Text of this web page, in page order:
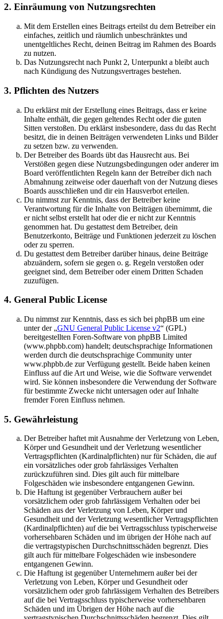
2. Einräumung von Nutzungsrechten
Mit dem Erstellen eines Beitrags erteilst du dem Betreiber ein
einfaches, zeitlich und räumlich unbeschränktes und
unentgeltliches Recht, deinen Beitrag im Rahmen des Boards
zu nutzen.
Das Nutzungsrecht nach Punkt 2, Unterpunkt a bleibt auch
nach Kündigung des Nutzungsvertrages bestehen.
3. Pflichten des Nutzers
Du erklärst mit der Erstellung eines Beitrags, dass er keine
Inhalte enthält, die gegen geltendes Recht oder die guten
Sitten verstoßen. Du erklärst insbesondere, dass du das Recht
besitzt, die in deinen Beiträgen verwendeten Links und Bilder
zu setzen bzw. zu verwenden.
Der Betreiber des Boards übt das Hausrecht aus. Bei
Verstößen gegen diese Nutzungsbedingungen oder anderer im
Board veröffentlichten Regeln kann der Betreiber dich nach
Abmahnung zeitweise oder dauerhaft von der Nutzung dieses
Boards ausschließen und dir ein Hausverbot erteilen.
Du nimmst zur Kenntnis, dass der Betreiber keine
Verantwortung für die Inhalte von Beiträgen übernimmt, die
er nicht selbst erstellt hat oder die er nicht zur Kenntnis
genommen hat. Du gestattest dem Betreiber, dein
Benutzerkonto, Beiträge und Funktionen jederzeit zu löschen
oder zu sperren.
Du gestattest dem Betreiber darüber hinaus, deine Beiträge
abzuändern, sofern sie gegen o. g. Regeln verstoßen oder
geeignet sind, dem Betreiber oder einem Dritten Schaden
zuzufügen.
4. General Public License
Du nimmst zur Kenntnis, dass es sich bei phpBB um eine
unter der „GNU General Public License v2“ (GPL)
bereitgestellten Foren-Software von phpBB Limited
(www.phpbb.com) handelt; deutschsprachige Informationen
werden durch die deutschsprachige Community unter
www.phpbb.de zur Verfügung gestellt. Beide haben keinen
Einfluss auf die Art und Weise, wie die Software verwendet
wird. Sie können insbesondere die Verwendung der Software
für bestimmte Zwecke nicht untersagen oder auf Inhalte
fremder Foren Einfluss nehmen.
5. Gewährleistung
Der Betreiber haftet mit Ausnahme der Verletzung von Leben,
Körper und Gesundheit und der Verletzung wesentlicher
Vertragspflichten (Kardinalpflichten) nur für Schäden, die auf
ein vorsätzliches oder grob fahrlässiges Verhalten
zurückzuführen sind. Dies gilt auch für mittelbare
Folgeschäden wie insbesondere entgangenen Gewinn.
Die Haftung ist gegenüber Verbrauchern außer bei
vorsätzlichem oder grob fahrlässigem Verhalten oder bei
Schäden aus der Verletzung von Leben, Körper und
Gesundheit und der Verletzung wesentlicher Vertragspflichten
(Kardinalpflichten) auf die bei Vertragsschluss typischerweise
vorhersehbaren Schäden und im übrigen der Höhe nach auf
die vertragstypischen Durchschnittsschäden begrenzt. Dies
gilt auch für mittelbare Folgeschäden wie insbesondere
entgangenen Gewinn.
Die Haftung ist gegenüber Unternehmern außer bei der
Verletzung von Leben, Körper und Gesundheit oder
vorsätzlichem oder grob fahrlässigem Verhalten des Betreibers
auf die bei Vertragsschluss typischerweise vorhersehbaren
Schäden und im Übrigen der Höhe nach auf die